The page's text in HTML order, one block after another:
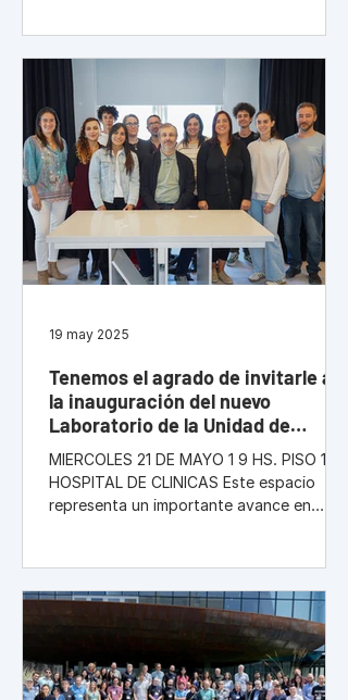
unidad fue creada en el 2020 en forma
conjunta entre el Institut Pasteur de
Montevideo y la Universidad de la
República en el Clínicas. El nuevo espacio
ocupa 350 m2 en el piso 15 del hospital
universitario. Leonel Malacrida,
responsable de la UBA, dijo a Informativo
Uruguay que “el desarrollo de miscroscop
Tenemos el agrado de invitarle a
la inauguración del nuevo
Laboratorio de la Unidad de
Bioimagenología Avanzada
MIERCOLES 21 DE MAYO 1 9 HS. PISO 19,
HOSPITAL DE CLINICAS Este espacio
representa un importante avance en
con la innovación científica y la mejora
continua en el ámbito de la salud.
Contaremos con la presencia de
autoridades universitarias, profesionales
del área de la salud e investigadores, en
una jornada de presentación institucional
19 may 2025